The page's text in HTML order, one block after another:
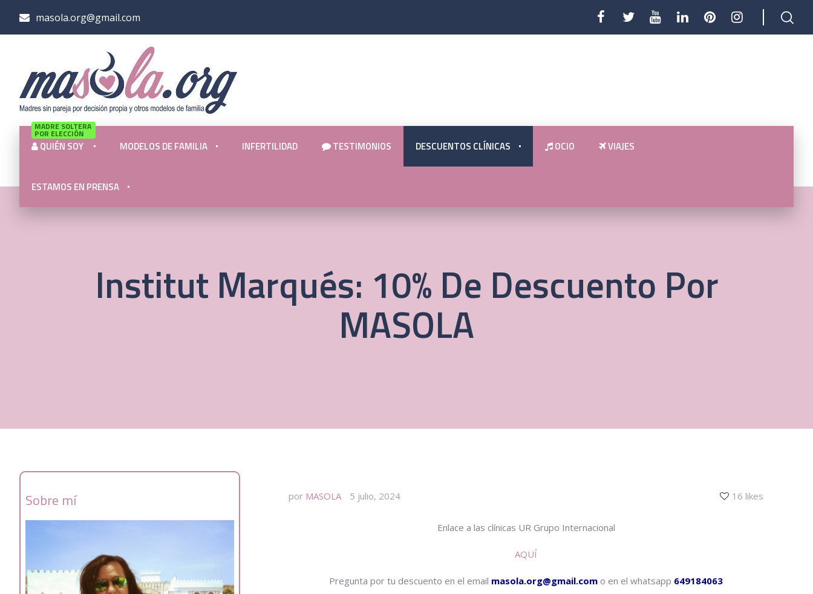
masola.org@gmail.com
QUIÉN SOY
MADRE SOLTERA
POR ELECCIÓN
MODELOS DE FAMILIA INFERTILIDAD TESTIMONIOS DESCUENTOS CLÍNICAS OCIO VIAJES
ESTAMOS EN PRENSA
Institut Marqués: 10% De Descuento Por
MASOLA
Sobre mí por MASOLA 5 julio, 2024 16 likes
Enlace a las clínicas UR Grupo Internacional
AQUÍ
Pregunta por tu descuento en el email masola.org@gmail.com o en el whatsapp 649184063